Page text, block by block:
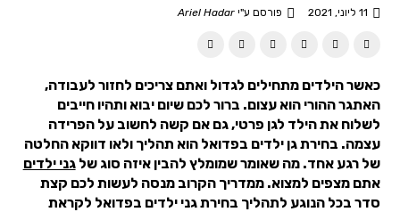
11 ליוני, 2021 פורסם ע"יAriel Hadar
כאשר הילדים מתחילים לגדול ואתם צריכים לחזור לעבודה,
האתגר ההורי הוא עצום. ברור לכם שיום יבוא ותהיו חייבים
לשלוח את הילד לגן פרטי, גם אם קשה לחשוב על הפרידה
עצמה. בחירת גן ילדים בפדואל הוא תהליך ולאו דווקא החלטה
של רגע אחד. מה שאומר שמומלץ להבין איזה סוג שלגני ילדים
אתם מצפים למצוא. ממדריך הקרוב מנסה לעשות לכם קצת
סדר בכל הנוגע לתהליך בחירת גני ילדים בפדואל לקראת